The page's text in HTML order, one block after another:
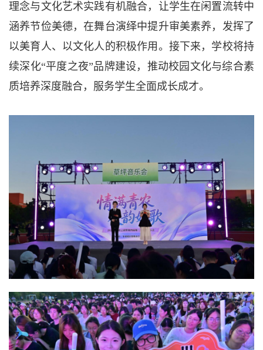
理念与文化艺术实践有机融合，让学生在闲置流转中
涵养节俭美德，在舞台演绎中提升审美素养，发挥了
以美育人、以文化人的积极作用。接下来，学校将持
续深化“平度之夜”品牌建设，推动校园文化与综合素
质培养深度融合，服务学生全面成长成才。